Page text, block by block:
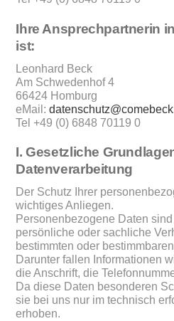
Ihre Ansprechpartnerin
ist:
Leonhard Beck
Am Schwedenhof 4
66424 Homburg
eMail:
Tel +49 (0) 6848 70119 0
I. Gesetzliche
Datenverarbeitung
Der Schutz Ihrer
wichtiges Anliegen.
Personenbezogene Daten
persönliche oder sachliche
bestimmten oder
Darunter fallen Informationen
die Anschrift, die
Da diese Daten besonderen
sie bei uns nur im technisch
erhoben.